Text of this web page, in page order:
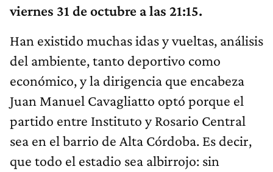
viernes 31 de octubre a las 21:15.
Han existido muchas idas y vueltas, análisis
del ambiente, tanto deportivo como
económico, y la dirigencia que encabeza
Juan Manuel Cavagliatto optó porque el
partido entre Instituto y Rosario Central
sea en el barrio de Alta Córdoba. Es decir,
que todo el estadio sea albirrojo: sin